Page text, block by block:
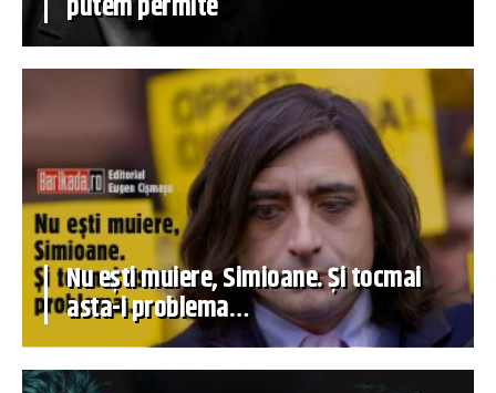
Nu ești muiere, Simioane. Și tocmai
asta-i problema…